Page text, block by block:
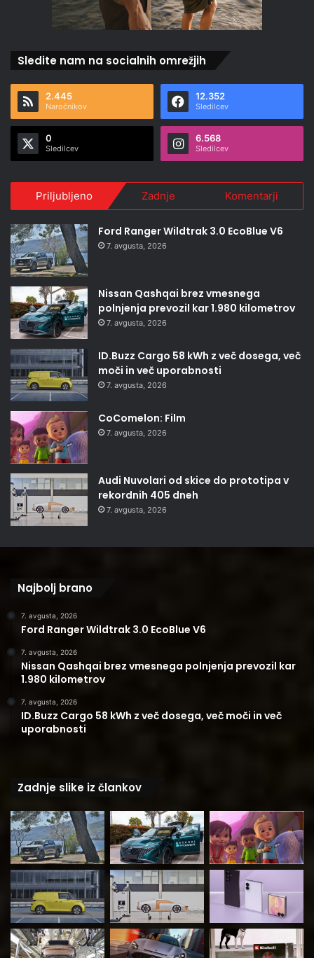
Sledite nam na socialnih omrežjih
2.445
Naročnikov
12.352
Sledilcev
0
Sledilcev
6.568
Sledilcev
Priljubljeno Zadnje Komentarji
Ford Ranger Wildtrak 3.0 EcoBlue V6
7. avgusta, 2026
Nissan Qashqai brez vmesnega
polnjenja prevozil kar 1.980 kilometrov
7. avgusta, 2026
ID.Buzz Cargo 58 kWh z več dosega, več
moči in več uporabnosti
7. avgusta, 2026
CoComelon: Film
7. avgusta, 2026
Audi Nuvolari od skice do prototipa v
rekordnih 405 dneh
7. avgusta, 2026
Najbolj brano
7. avgusta, 2026
Ford Ranger Wildtrak 3.0 EcoBlue V6
7. avgusta, 2026
Nissan Qashqai brez vmesnega polnjenja prevozil kar
1.980 kilometrov
7. avgusta, 2026
ID.Buzz Cargo 58 kWh z več dosega, več moči in več
uporabnosti
Zadnje slike iz člankov